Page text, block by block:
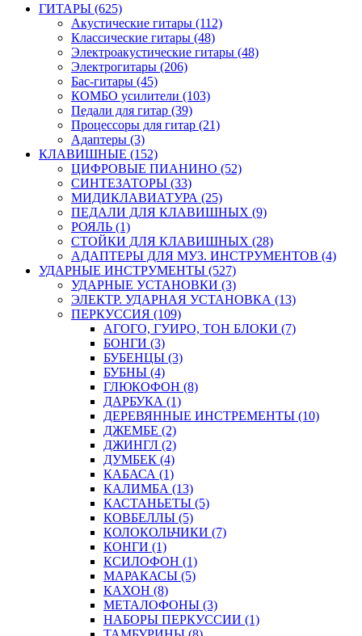
ГИТАРЫ (625)
Акустические гитары (112)
Классические гитары (48)
Электроакустические гитары (48)
Электрогитары (206)
Бас-гитары (45)
КОМБО усилители (103)
Педали для гитар (39)
Процессоры для гитар (21)
Адаптеры (3)
КЛАВИШНЫЕ (152)
ЦИФРОВЫЕ ПИАНИНО (52)
СИНТЕЗАТОРЫ (33)
МИДИКЛАВИАТУРА (25)
ПЕДАЛИ ДЛЯ КЛАВИШНЫХ (9)
РОЯЛЬ (1)
СТОЙКИ ДЛЯ КЛАВИШНЫХ (28)
АДАПТЕРЫ ДЛЯ МУЗ. ИНСТРУМЕНТОВ (4)
УДАРНЫЕ ИНСТРУМЕНТЫ (527)
УДАРНЫЕ УСТАНОВКИ (3)
ЭЛЕКТР. УДАРНАЯ УСТАНОВКА (13)
ПЕРКУССИЯ (109)
АГОГО, ГУИРО, ТОН БЛОКИ (7)
БОНГИ (3)
БУБЕНЦЫ (3)
БУБНЫ (4)
ГЛЮКОФОН (8)
ДАРБУКА (1)
ДЕРЕВЯННЫЕ ИНСТРЕМЕНТЫ (10)
ДЖЕМБЕ (2)
ДЖИНГЛ (2)
ДУМБЕК (4)
КАБАСА (1)
КАЛИМБА (13)
КАСТАНЬЕТЫ (5)
КОВБЕЛЛЫ (5)
КОЛОКОЛЬЧИКИ (7)
КОНГИ (1)
КСИЛОФОН (1)
МАРАКАСЫ (5)
КАХОН (8)
МЕТАЛОФОНЫ (3)
НАБОРЫ ПЕРКУССИИ (1)